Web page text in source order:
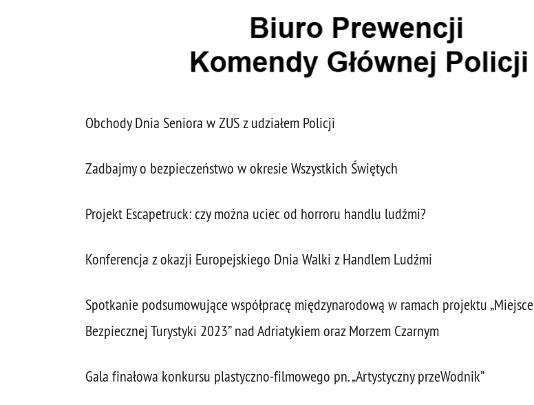
Obchody Dnia Seniora w ZUS z udziałem Policji
Zadbajmy o bezpieczeństwo w okresie Wszystkich Świętych
Projekt Escapetruck: czy można uciec od horroru handlu ludźmi?
Konferencja z okazji Europejskiego Dnia Walki z Handlem Ludźmi
Spotkanie podsumowujące współpracę międzynarodową w ramach projektu „Miejsce
Bezpiecznej Turystyki 2023” nad Adriatykiem oraz Morzem Czarnym
Gala finałowa konkursu plastyczno-filmowego pn. „Artystyczny przeWodnik”